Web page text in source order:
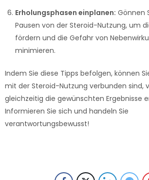
Erholungsphasen einplanen: Gönnen
Pausen von der Steroid-Nutzung, um
fördern und die Gefahr von
minimieren.
Indem Sie diese Tipps befolgen, können
mit der Steroid-Nutzung verbunden sind,
gleichzeitig die gewünschten Ergebnisse
Informieren Sie sich und handeln Sie
verantwortungsbewusst!